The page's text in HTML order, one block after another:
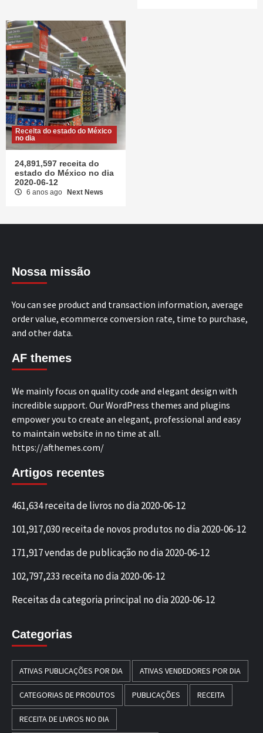
Receita do estado do México
no dia
24,891,597 receita do
estado do México no dia
2020-06-12
6 anos ago Next News
Nossa missão
You can see product and transaction information, average
order value, ecommerce conversion rate, time to purchase,
and other data.
AF themes
We mainly focus on quality code and elegant design with
incredible support. Our WordPress themes and plugins
empower you to create an elegant, professional and easy
to maintain website in no time at all.
https://afthemes.com/
Artigos recentes
461,634 receita de livros no dia 2020-06-12
101,917,030 receita de novos produtos no dia 2020-06-12
171,917 vendas de publicação no dia 2020-06-12
102,797,233 receita no dia 2020-06-12
Receitas da categoria principal no dia 2020-06-12
Categorias
ATIVAS PUBLICAÇÕES POR DIA ATIVAS VENDEDORES POR DIA
CATEGORIAS DE PRODUTOS PUBLICAÇÕES RECEITA
RECEITA DE LIVROS NO DIA